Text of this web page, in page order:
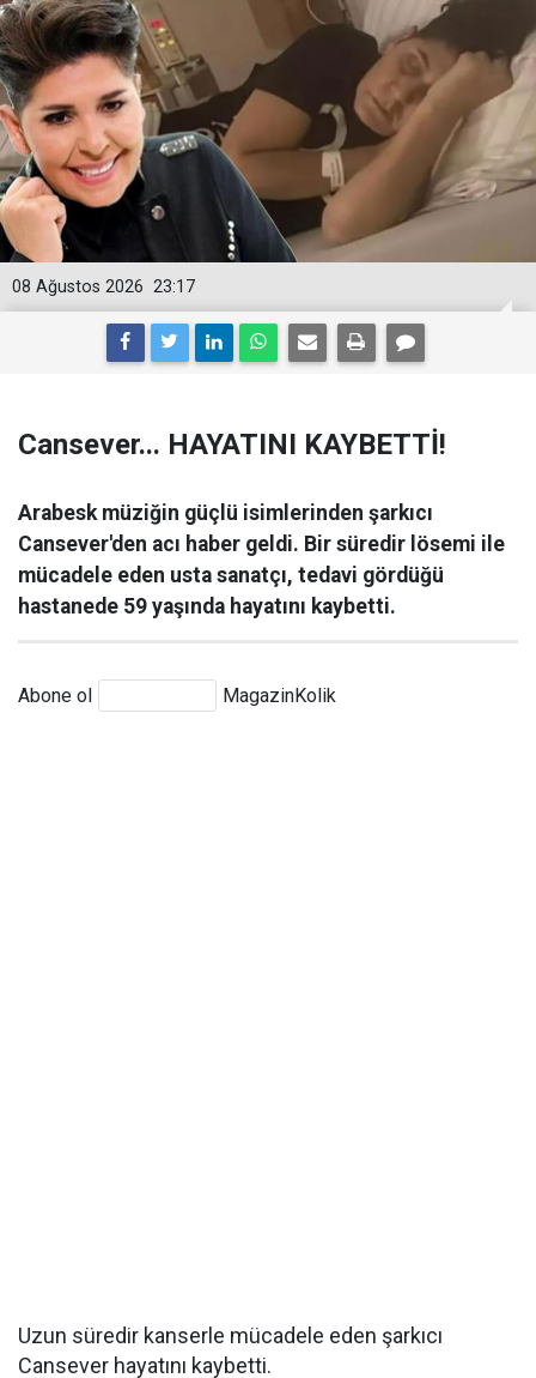
23:17
08 Ağustos 2026
Cansever... HAYATINI KAYBETTİ!
Arabesk müziğin güçlü isimlerinden şarkıcı
Cansever'den acı haber geldi. Bir süredir lösemi ile
mücadele eden usta sanatçı, tedavi gördüğü
hastanede 59 yaşında hayatını kaybetti.
Abone ol MagazinKolik
Uzun süredir kanserle mücadele eden şarkıcı
Cansever hayatını kaybetti.